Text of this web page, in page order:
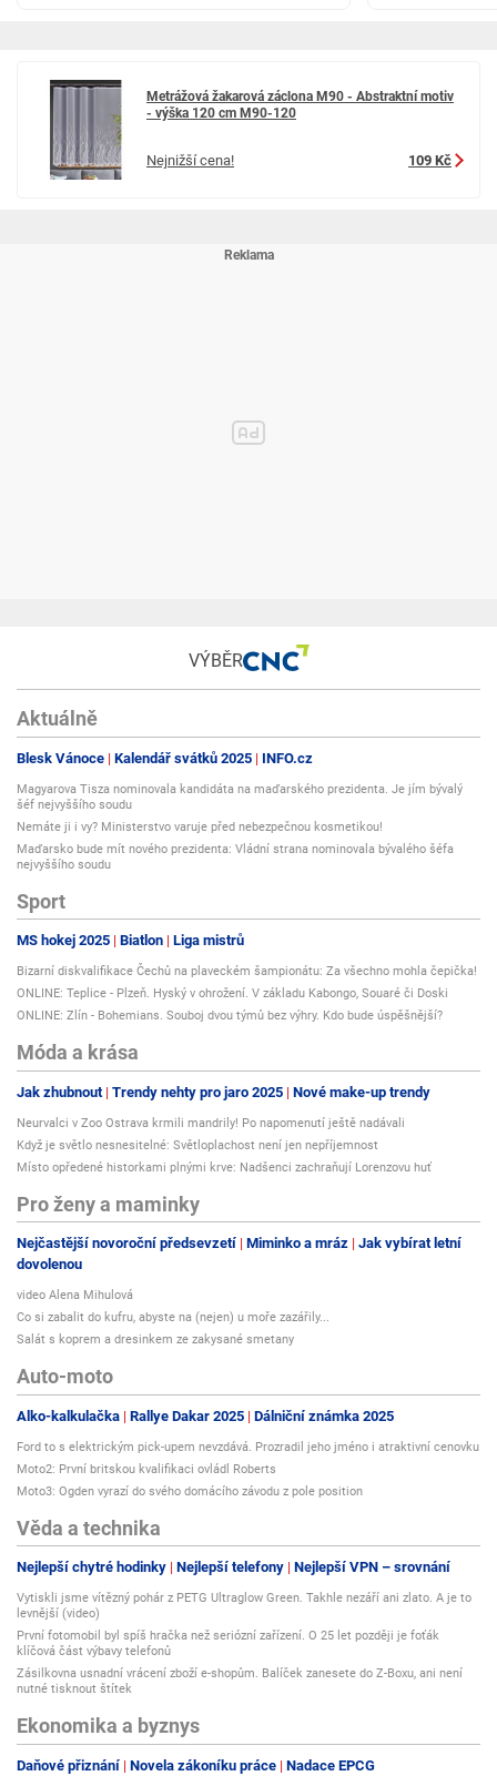
Metrážová žakarová záclona M90 - Abstraktní motiv
- výška 120 cm M90-120
Nejnižší cena! 109 Kč
VÝBĚR
Aktuálně
Blesk Vánoce Kalendář svátků 2025 INFO.cz
Magyarova Tisza nominovala kandidáta na maďarského prezidenta. Je jím bývalý
šéf nejvyššího soudu
Nemáte ji i vy? Ministerstvo varuje před nebezpečnou kosmetikou!
Maďarsko bude mít nového prezidenta: Vládní strana nominovala bývalého šéfa
nejvyššího soudu
Sport
MS hokej 2025 Biatlon Liga mistrů
Bizarní diskvalifikace Čechů na plaveckém šampionátu: Za všechno mohla čepička!
ONLINE: Teplice - Plzeň. Hyský v ohrožení. V základu Kabongo, Souaré či Doski
ONLINE: Zlín - Bohemians. Souboj dvou týmů bez výhry. Kdo bude úspěšnější?
Móda a krása
Jak zhubnout Trendy nehty pro jaro 2025 Nové make-up trendy
Neurvalci v Zoo Ostrava krmili mandrily! Po napomenutí ještě nadávali
Když je světlo nesnesitelné: Světloplachost není jen nepříjemnost
Místo opředené historkami plnými krve: Nadšenci zachraňují Lorenzovu huť
Pro ženy a maminky
Nejčastější novoroční předsevzetí Miminko a mráz Jak vybírat letní
dovolenou
video Alena Mihulová
Co si zabalit do kufru, abyste na (nejen) u moře zazářily...
Salát s koprem a dresinkem ze zakysané smetany
Auto-moto
Alko-kalkulačka Rallye Dakar 2025 Dálniční známka 2025
Ford to s elektrickým pick-upem nevzdává. Prozradil jeho jméno i atraktivní cenovku
Moto2: První britskou kvalifikaci ovládl Roberts
Moto3: Ogden vyrazí do svého domácího závodu z pole position
Věda a technika
Nejlepší chytré hodinky Nejlepší telefony Nejlepší VPN – srovnání
Vytiskli jsme vítězný pohár z PETG Ultraglow Green. Takhle nezáří ani zlato. A je to
levnější (video)
První fotomobil byl spíš hračka než seriózní zařízení. O 25 let později je foťák
klíčová část výbavy telefonů
Zásilkovna usnadní vrácení zboží e-shopům. Balíček zanesete do Z-Boxu, ani není
nutné tisknout štítek
Ekonomika a byznys
Daňové přiznání Novela zákoníku práce Nadace EPCG